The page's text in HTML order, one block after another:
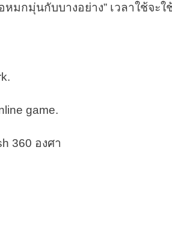
มกมุ่นกับบางอย่าง” เวลาใช้จะใ
game.
360 องศา